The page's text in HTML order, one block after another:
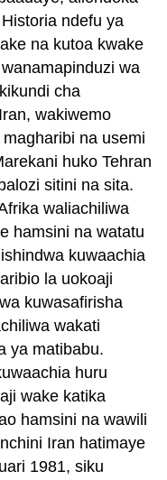
ndefu ya
na kutoa kwake
wa
cha
wakiwemo
na usemi
huko Tehran
sitini na sita.
waliachiliwa
hamsini na watatu
kuwaachia
la uokoaji
kuwasafirisha
wakati
ya matibabu.
huru
wake katika
hamsini na wawili
Iran hatimaye
1981, siku